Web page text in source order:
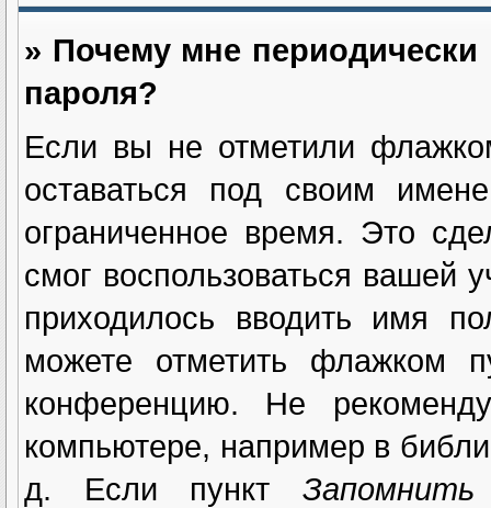
» Почему мне
пароля?
Если вы не отметили
оставаться под своим
ограниченное время. Это
смог воспользоваться вашей
приходилось вводить имя
можете отметить флажком
конференцию. Не
компьютере, например в
д. Если пункт